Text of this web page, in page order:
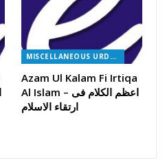
MISCELLANEOUS URDU BOOKS
Azam Ul Kalam Fi Irtiqa
Al Islam – اعظم الکلام فی
ارتقاء الاسلام